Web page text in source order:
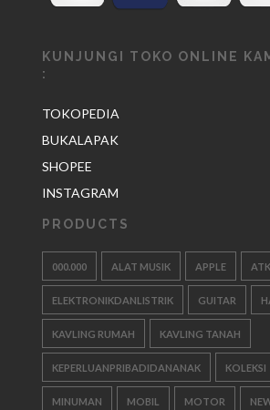
KUNJUNGI TOKO ONLINE
:
TOKOPEDIA
BUKALAPAK
SHOPEE
INSTAGRAM
PRODUCTS
000.000 ALAT MUSIK APPLE ATK
ELEKTRONIKDANLISTRIK GUITAR
KAVLING RUMAH KAVLING TANAH
KEPERLUANPRIBADIDANANAK KOLEKSI
MINUMAN MOBIL MOTOR